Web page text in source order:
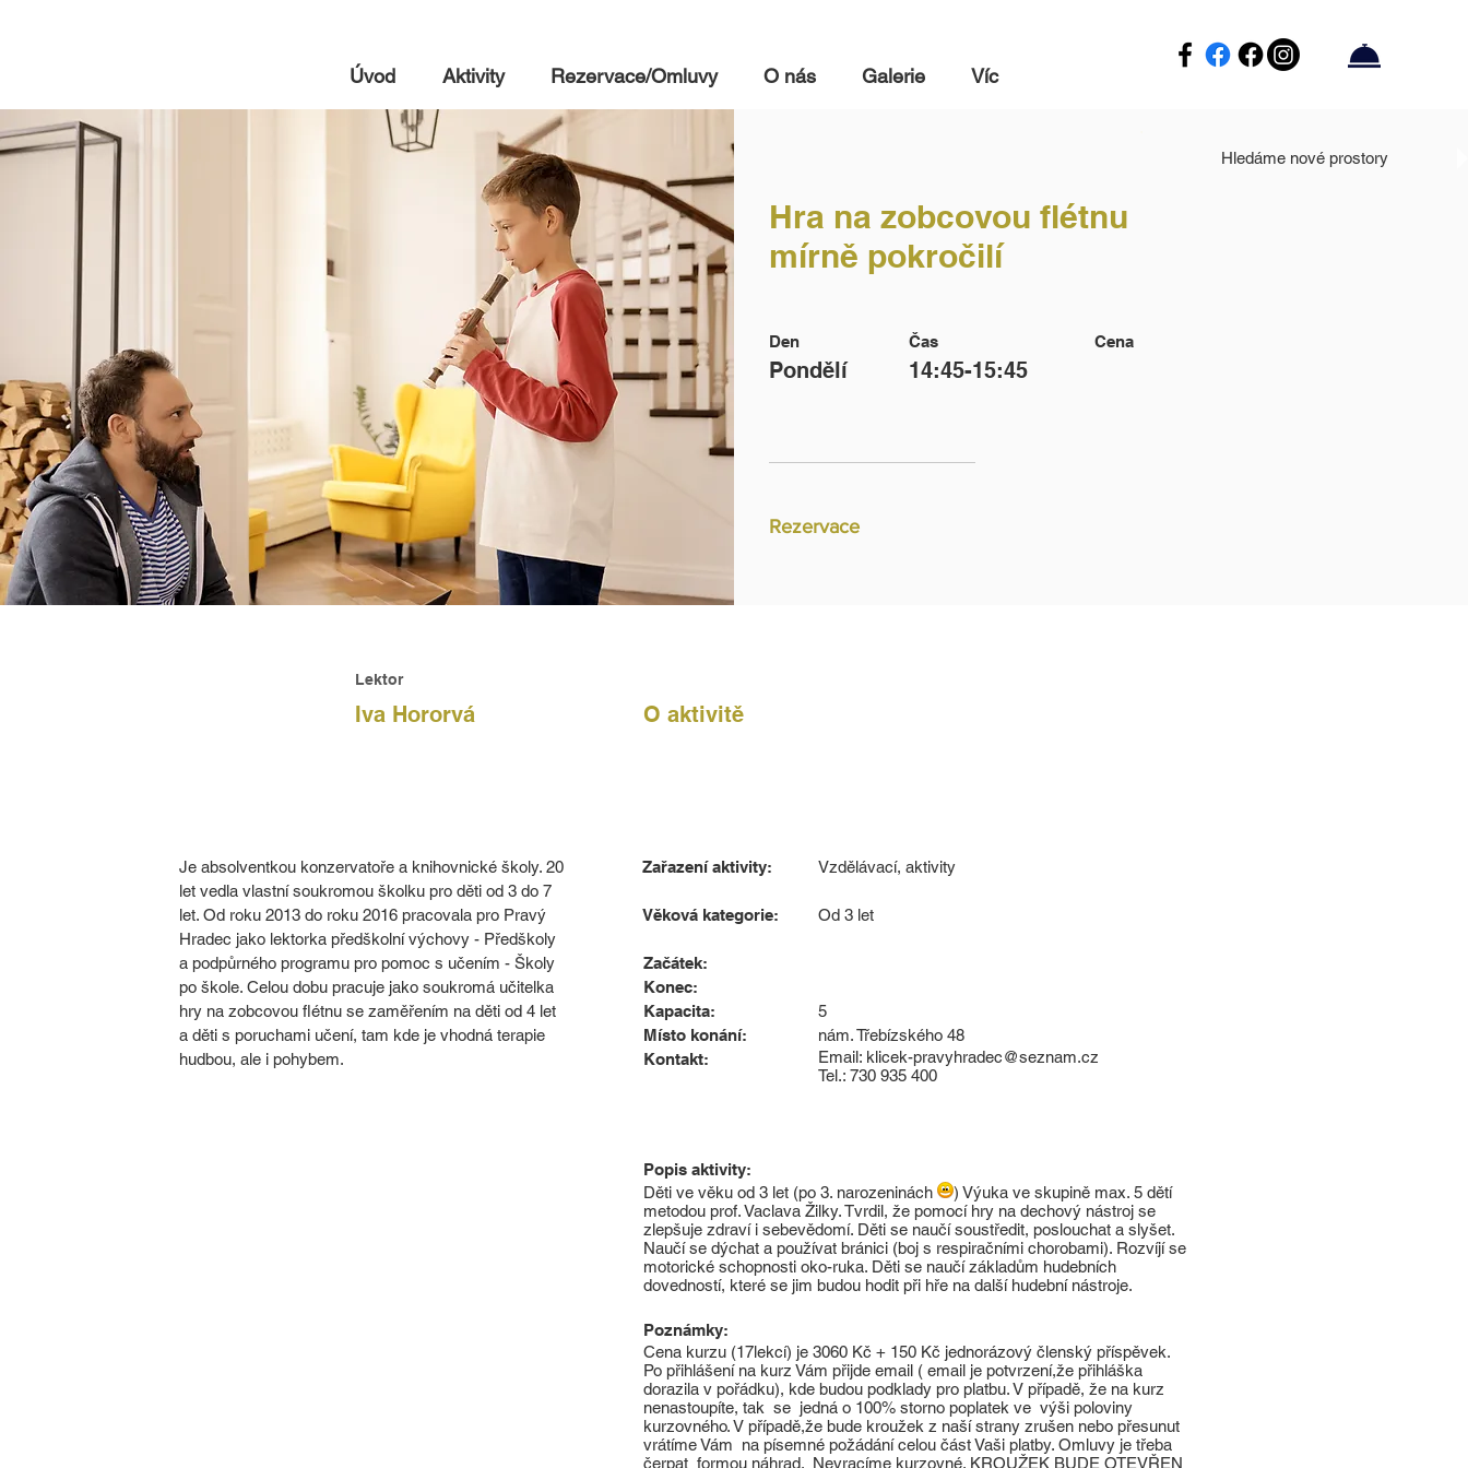
Hledáme nové prostory
Úvod Aktivity Rezervace/Omluvy O nás Galerie Víc
Hra na zobcovou flétnu
mírně pokročilí
Den
Pondělí
Čas
14:45-15:45
Cena
Rezervace
Lektor
Iva Hororvá
Je absolventkou konzervatoře a knihovnické školy. 20
let vedla vlastní soukromou školku pro děti od 3 do 7
let. Od roku 2013 do roku 2016 pracovala pro Pravý
Hradec jako lektorka předškolní výchovy - Předškoly
a podpůrného programu pro pomoc s učením - Školy
po škole. Celou dobu pracuje jako soukromá učitelka
hry na zobcovou flétnu se zaměřením na děti od 4 let
a děti s poruchami učení, tam kde je vhodná terapie
hudbou, ale i pohybem.
O aktivitě
Zařazení aktivity: Vzdělávací, aktivity
Věková kategorie: Od 3 let
Začátek:
Konec:
Kapacita:
Místo konání:
Kontakt:
5
nám. Třebízského 48
Email: klicek-pravyhradec@seznam.cz
Tel.: 730 935 400
Popis aktivity:
Děti ve věku od 3 let (po 3. narozeninách
) Výuka ve skupině max. 5 dětí
metodou prof. Vaclava Žilky. Tvrdil, že pomocí hry na dechový nástroj se
zlepšuje zdraví i sebevědomí. Děti se naučí soustředit, poslouchat a slyšet.
Naučí se dýchat a používat bránici (boj s respiračními chorobami). Rozvíjí se
motorické schopnosti oko-ruka. Děti se naučí základům hudebních
dovedností, které se jim budou hodit při hře na další hudební nástroje.
Poznámky:
Cena kurzu (17lekcí) je 3060 Kč + 150 Kč jednorázový členský příspěvek.
Po přihlášení na kurz Vám přijde email ( email je potvrzení,že přihláška
dorazila v pořádku), kde budou podklady pro platbu. V případě, že na kurz
nenastoupíte, tak se jedná o 100% storno poplatek ve výši poloviny
kurzovného. V případě,že bude kroužek z naší strany zrušen nebo přesunut
vrátíme Vám na písemné požádání celou část Vaši platby. Omluvy je třeba
čerpat formou náhrad. Nevracíme kurzovné. KROUŽEK BUDE OTEVŘEN